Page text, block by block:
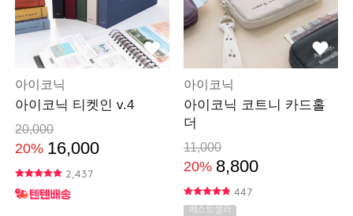
아이코닉
아이코닉 티켓인 v.4
20,000
20% 16,000
2,437
아이코닉
아이코닉 코트니 카드홀
더
11,000
20% 8,800
447
베스트셀러